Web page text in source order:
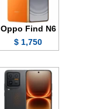
Oppo Find N6
1,750 $